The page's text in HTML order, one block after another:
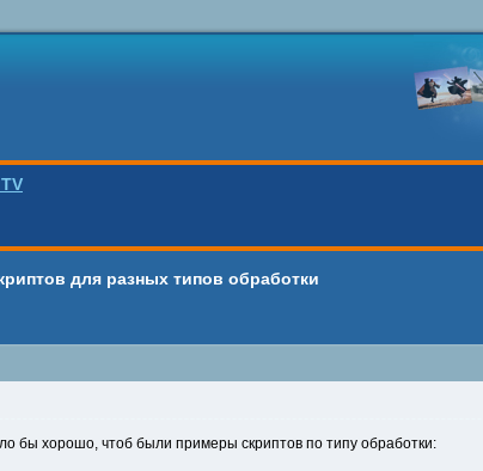
для разных типов обработки
бы хорошо, чтоб были примеры скриптов по типу обработки: